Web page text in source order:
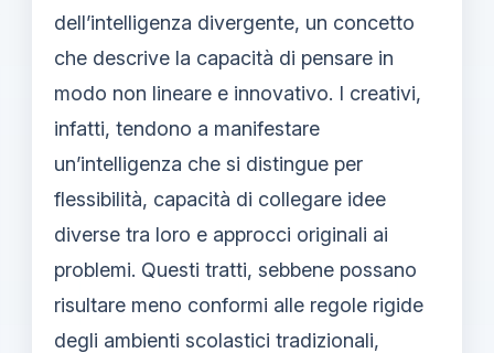
dell’intelligenza divergente, un concetto
che descrive la capacità di pensare in
modo non lineare e innovativo. I creativi,
infatti, tendono a manifestare
un’intelligenza che si distingue per
flessibilità, capacità di collegare idee
diverse tra loro e approcci originali ai
problemi. Questi tratti, sebbene possano
risultare meno conformi alle regole rigide
degli ambienti scolastici tradizionali,